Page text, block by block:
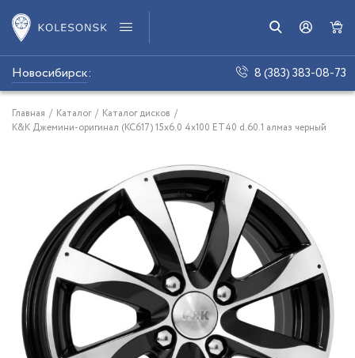
Новосибирск: 8 (383) 383-08-73
Главная / Каталог / Каталог дисков /
K&K Джемини-оригинал (КС617) 15x6.0 4x100 ET40 d.60.1 алмаз черный